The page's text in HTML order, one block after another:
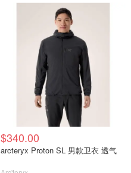
$340.00
arcteryx Proton SL 男款卫衣 透气